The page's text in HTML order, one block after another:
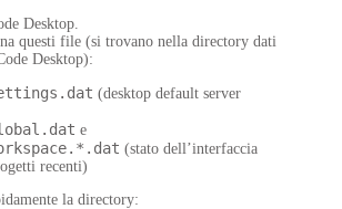
Desktop.
questi file (si trovano nella directory dati
Desktop):
(desktop default server
e
(stato dell’interfaccia
recenti)
la directory: